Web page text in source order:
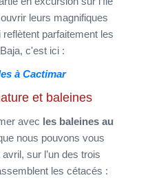
leurs magnifiques
parfaitement les
c'est ici :
à Cactimar
et baleines
avec les baleines au
nous pouvons vous
sur l’un des trois
les cétacés :